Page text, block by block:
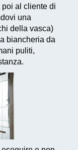
al cliente di
una
della vasca)
biancheria da
puliti,